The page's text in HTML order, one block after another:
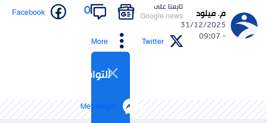
م. ميلود
31/12/2025
- 09:07
تابعنا على
Google news
0
Facebook
Twitter
More
التواصل الاجتماعي
Messenger